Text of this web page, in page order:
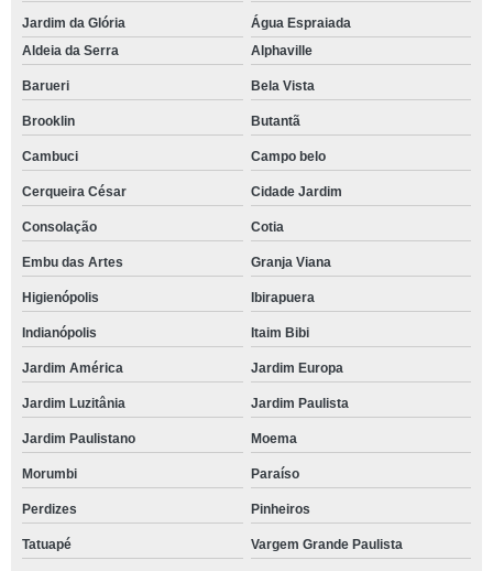
Jardim da Glória
Água Espraiada
Aldeia da Serra
Alphaville
Barueri Bela Vista
Brooklin Butantã
Cambuci Campo belo
Cerqueira César Cidade Jardim
Consolação Cotia
Embu das Artes Granja Viana
Higienópolis Ibirapuera
Indianópolis Itaim Bibi
Jardim América Jardim Europa
Jardim Luzitânia Jardim Paulista
Jardim Paulistano Moema
Morumbi Paraíso
Perdizes Pinheiros
Tatuapé Vargem Grande Paulista